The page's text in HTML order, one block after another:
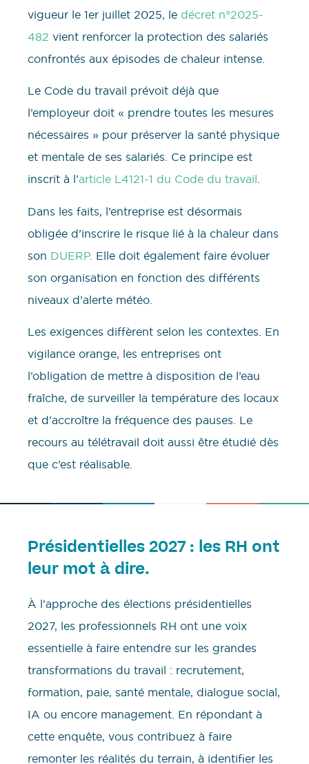
vigueur le 1er juillet 2025, le décret n°2025-
482 vient renforcer la protection des salariés
confrontés aux épisodes de chaleur intense.
Le Code du travail prévoit déjà que
l’employeur doit « prendre toutes les mesures
nécessaires » pour préserver la santé physique
et mentale de ses salariés. Ce principe est
inscrit à l’article L4121-1 du Code du travail.
Dans les faits, l’entreprise est désormais
obligée d’inscrire le risque lié à la chaleur dans
son DUERP. Elle doit également faire évoluer
son organisation en fonction des différents
niveaux d’alerte météo.
Les exigences diffèrent selon les contextes. En
vigilance orange, les entreprises ont
l’obligation de mettre à disposition de l’eau
fraîche, de surveiller la température des locaux
et d’accroître la fréquence des pauses. Le
recours au télétravail doit aussi être étudié dès
que c’est réalisable.
Présidentielles 2027 : les RH ont
leur mot à dire.
À l’approche des élections présidentielles
2027, les professionnels RH ont une voix
essentielle à faire entendre sur les grandes
transformations du travail : recrutement,
formation, paie, santé mentale, dialogue social,
IA ou encore management. En répondant à
cette enquête, vous contribuez à faire
remonter les réalités du terrain, à identifier les